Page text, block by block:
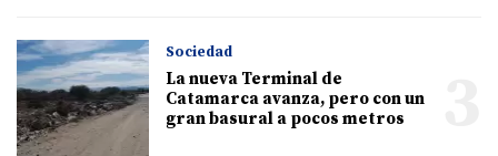
Sociedad
La nueva Terminal de
Catamarca avanza, pero con un
gran basural a pocos metros